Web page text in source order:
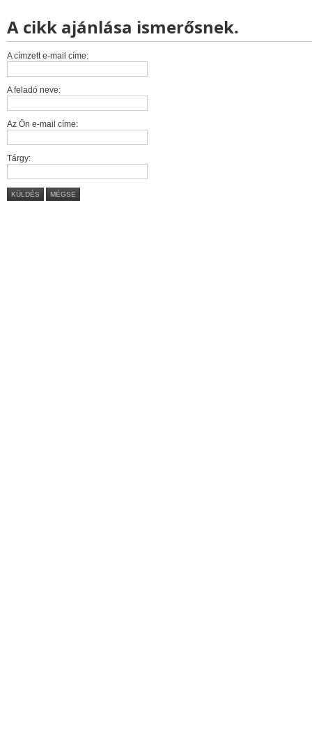
A cikk ajánlása ismerősnek.
A címzett e-mail címe:
A feladó neve:
Az Ön e-mail címe:
Tárgy:
KÜLDÉS MÉGSE